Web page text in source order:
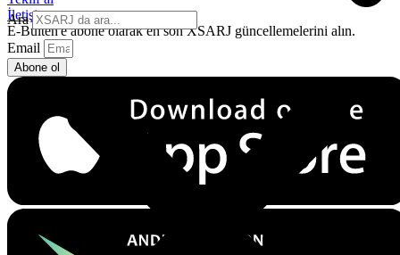
Ara
İletişim
E-Bülten'e abone olarak en son XSARJ güncellemelerini alın.
Email
Abone ol